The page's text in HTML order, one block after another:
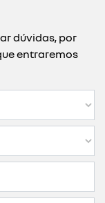
dúvidas, por
entraremos